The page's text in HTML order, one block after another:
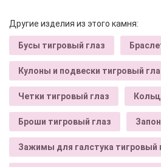
Другие изделия из этого камня:
Бусы тигровый глаз
Кулоны и подвески тигровый
Четки тигровый глаз
Броши тигровый глаз
Зажимы для галстука тигровый